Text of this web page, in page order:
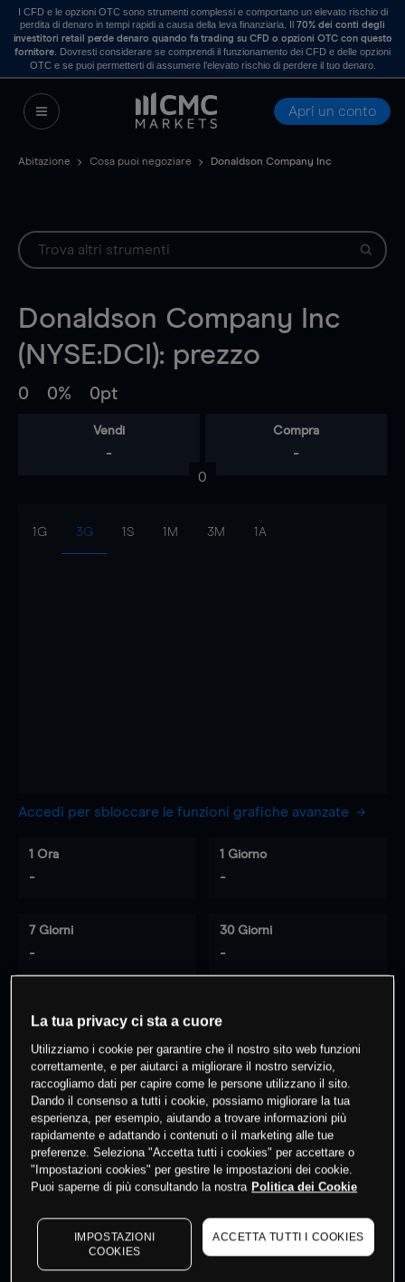
I CFD e le opzioni OTC sono strumenti complessi e comportano un elevato rischio di
perdita di denaro in tempi rapidi a causa della leva finanziaria. Il70% dei conti degli
investitori retail perde denaro quando fa trading su CFD o opzioni OTC con questo
fornitore . Dovresti considerare se comprendi il funzionamento dei CFD e delle opzioni
OTC e se puoi permetterti di assumere l’elevato rischio di perdere il tuo denaro.
Apri un conto
Abitazione Cosa puoi negoziare Donaldson Company Inc
Donaldson Company Inc
(NYSE:DCI): prezzo
0 0% 0pt
Vendi
-
Compra
-
0
1G 3G 1S 1M 3M 1A
Accedi per sbloccare le funzioni grafiche avanzate
1 Ora
-
1 Giorno
-
7 Giorni
-
30 Giorni
-
0 % dei clienti hanno posizioni
questo prodotto
Fai trading
I prezzi sono solo indicativi. Accediper vedere gli ultimi
dati di mercato
to see latest market data
La tua privacy ci sta a cuore
Utilizziamo i cookie per garantire che il nostro sito web funzioni
correttamente, e per aiutarci a migliorare il nostro servizio,
raccogliamo dati per capire come le persone utilizzano il sito.
Dando il consenso a tutti i cookie, possiamo migliorare la tua
esperienza, per esempio, aiutando a trovare informazioni più
rapidamente e adattando i contenuti o il marketing alle tue
preferenze. Seleziona "Accetta tutti i cookies" per accettare o
"Impostazioni cookies" per gestire le impostazioni dei cookie.
Puoi saperne di più consultando la nostra Politica dei Cookie
IMPOSTAZIONI
COOKIES
ACCETTA TUTTI I COOKIES